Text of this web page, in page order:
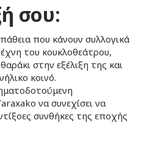
σου:
που κάνουν συλλογικά
του κουκλοθεάτρου,
στην εξέλιξη της και
κοινό.
να συνεχίσει να
συνθήκες της εποχής